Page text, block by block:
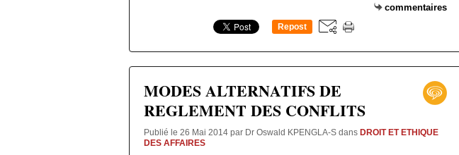
commentaires
Repost
MODES ALTERNATIFS DE
REGLEMENT DES CONFLITS
Publié le 26 Mai 2014 par Dr Oswald KPENGLA-S dans DROIT ET ETHIQUE
DES AFFAIRES